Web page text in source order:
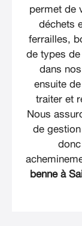
permet de
déchets
ferrailles,
de types
dans
ensuite
traiter et
Nous
de
benne à